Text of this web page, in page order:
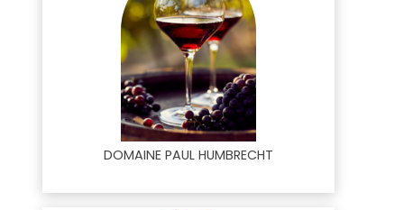
DOMAINE PAUL HUMBRECHT